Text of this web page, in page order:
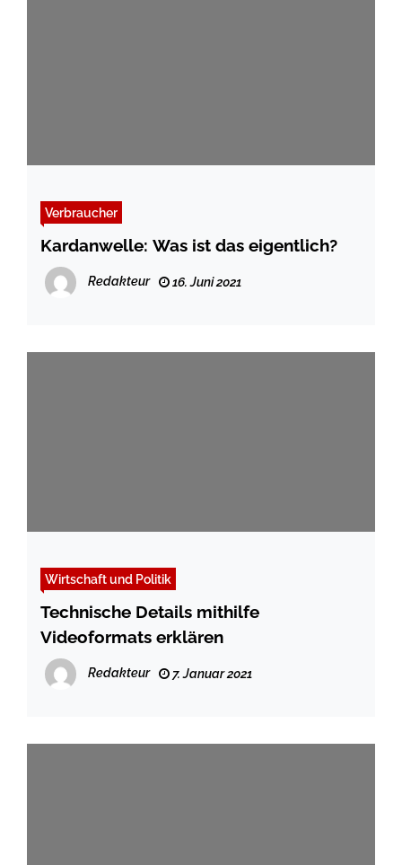
Verbraucher
Kardanwelle: Was ist das eigentlich?
Redakteur 16. Juni 2021
Wirtschaft und Politik
Technische Details mithilfe
Videoformats erklären
Redakteur 7. Januar 2021